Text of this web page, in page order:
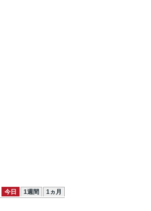
今日 1週間 1ヵ月